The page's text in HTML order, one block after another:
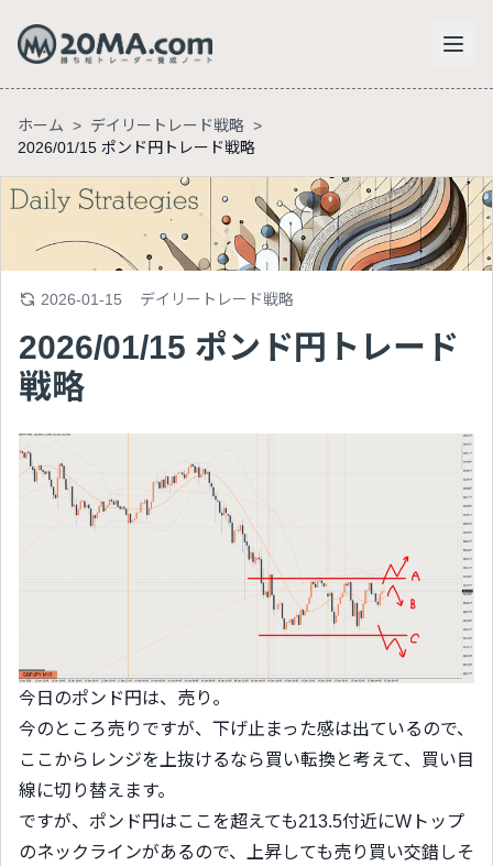
ホーム > デイリートレード戦略 >
2026/01/15 ポンド円トレード戦略
2026-01-15 デイリートレード戦略
2026/01/15 ポンド円トレード
戦略
今日のポンド円は、売り。
今のところ売りですが、下げ止まった感は出ているので、
ここからレンジを上抜けるなら買い転換と考えて、買い目
線に切り替えます。
ですが、ポンド円はここを超えても213.5付近にWトップ
のネックラインがあるので、上昇しても売り買い交錯しそ